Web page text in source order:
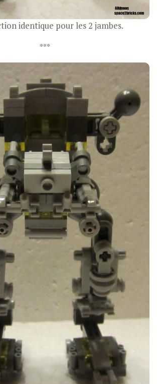
identique pour les 2 jambes.
***